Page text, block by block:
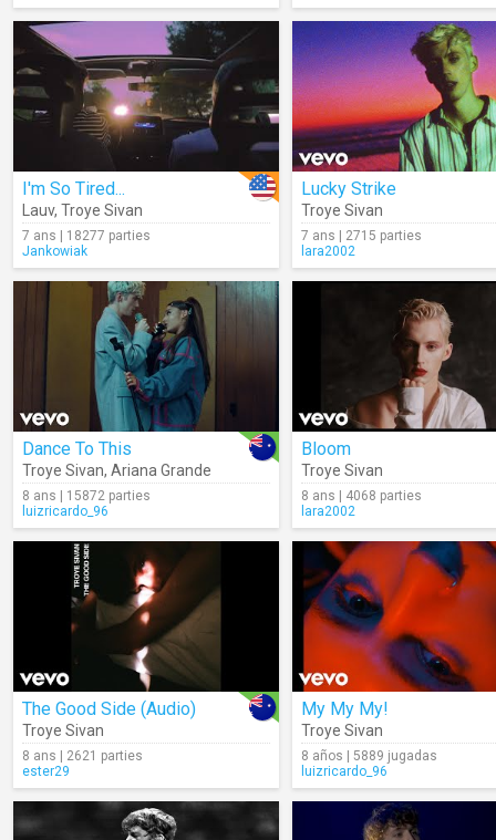
I'm So Tired...
Lauv, Troye Sivan
7 ans | 18277 parties
Jankowiak
Lucky Strike
Troye Sivan
7 ans | 2715 parties
lara2002
Dance To This
Troye Sivan, Ariana Grande
8 ans | 15872 parties
luizricardo_96
Bloom
Troye Sivan
8 ans | 4068 parties
lara2002
The Good Side (Audio)
Troye Sivan
8 ans | 2621 parties
ester29
My My My!
Troye Sivan
8 años | 5889 jugadas
luizricardo_96